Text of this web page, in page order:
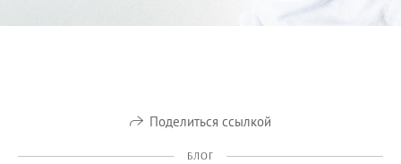
Поделиться ссылкой
БЛОГ